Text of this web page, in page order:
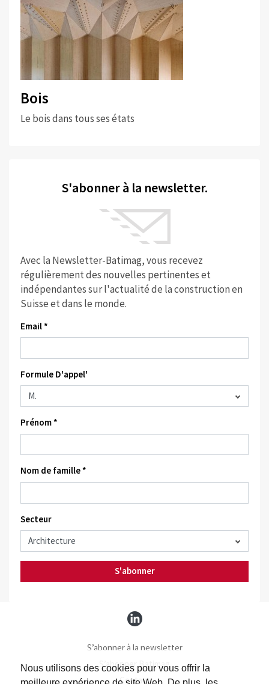
Nous utilisons des cookies pour vous offrir la
Bois
Le bois dans tous ses états
S'abonner à la newsletter.
Avec la Newsletter-Batimag, vous recevez
régulièrement des nouvelles pertinentes et
indépendantes sur l'actualité de la construction en
Suisse et dans le monde.
Email *
Formule D'appel'
Prénom *
Nom de famille *
Secteur
S'abonner
S’abonner à la newsletter
S’abonner Batimag
Contact